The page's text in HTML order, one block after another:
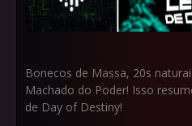
Bonecos de Massa, 20s
Machado do Poder! Isso
de Day of Destiny!